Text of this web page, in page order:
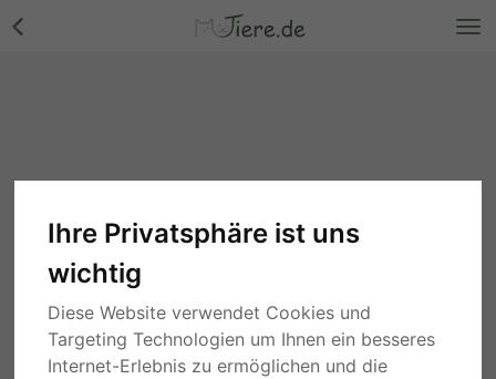
Ihre Privatsphäre ist uns
wichtig
Diese Website verwendet Cookies und
Targeting Technologien um Ihnen ein besseres
Internet-Erlebnis zu ermöglichen und die